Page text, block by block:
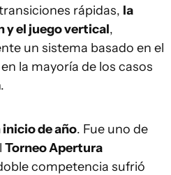
rápidas, la
y el juego vertical,
un sistema basado en el
la mayoría de los casos
de año. Fue uno de
Torneo Apertura
competencia sufrió